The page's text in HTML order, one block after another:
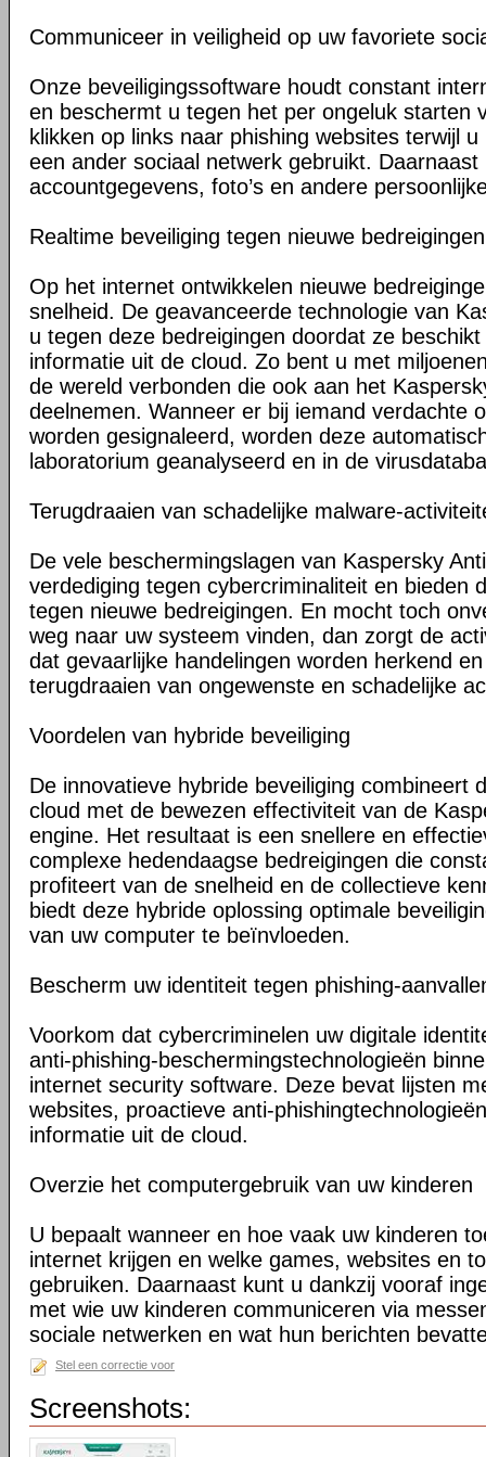
Communiceer in veiligheid op uw favoriete
Onze beveiligingssoftware houdt constant
en beschermt u tegen het per ongeluk starten
klikken op links naar phishing websites terwijl
een ander sociaal netwerk gebruikt. Daarnaast
accountgegevens, foto’s en andere
Realtime beveiliging tegen nieuwe bedreigingen
Op het internet ontwikkelen nieuwe
snelheid. De geavanceerde technologie van
u tegen deze bedreigingen doordat ze
informatie uit de cloud. Zo bent u met
de wereld verbonden die ook aan het
deelnemen. Wanneer er bij iemand verdachte
worden gesignaleerd, worden deze
laboratorium geanalyseerd en in de
Terugdraaien van schadelijke malware-
De vele beschermingslagen van Kaspersky
verdediging tegen cybercriminaliteit en bieden
tegen nieuwe bedreigingen. En mocht toch
weg naar uw systeem vinden, dan zorgt de
dat gevaarlijke handelingen worden herkend
terugdraaien van ongewenste en schadelijke
Voordelen van hybride beveiliging
De innovatieve hybride beveiliging combineert
cloud met de bewezen effectiviteit van de
engine. Het resultaat is een snellere en
complexe hedendaagse bedreigingen die
profiteert van de snelheid en de collectieve
biedt deze hybride oplossing optimale
van uw computer te beïnvloeden.
Bescherm uw identiteit tegen phishing-
Voorkom dat cybercriminelen uw digitale
anti-phishing-beschermingstechnologieën
internet security software. Deze bevat lijsten
websites, proactieve anti-
informatie uit de cloud.
Overzie het computergebruik van uw kinderen
U bepaalt wanneer en hoe vaak uw kinderen
internet krijgen en welke games, websites en
gebruiken. Daarnaast kunt u dankzij vooraf
met wie uw kinderen communiceren via
sociale netwerken en wat hun berichten
Stel een correctie voor
Screenshots: